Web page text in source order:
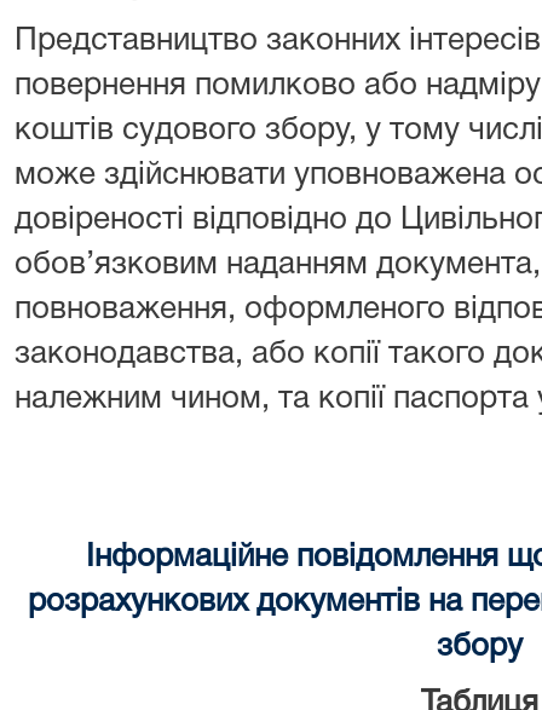
Представництво законних
повернення помилково або
коштів судового збору, у тому
може здійснювати уповноважена
довіреності відповідно до
обов’язковим наданням документа,
повноваження, оформленого
законодавства, або копії такого
належним чином, та копії
Інформаційне повідомлення
розрахункових документів на
збору
Таблиця